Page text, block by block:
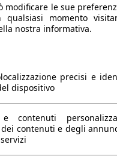
modificare le sue
qualsiasi momento
nostra informativa.
precisi e
dispositivo
e contenuti
contenuti e degli